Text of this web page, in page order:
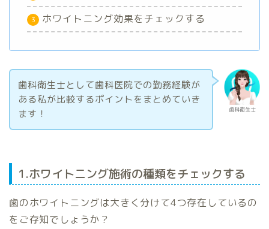
ホワイトニング効果をチェックする
歯科衛生士
歯科衛生士として歯科医院での勤務経験が
ある私が比較するポイントをまとめていき
ます！
1.ホワイトニング施術の種類をチェックする
歯のホワイトニングは大きく分けて4つ存在しているの
をご存知でしょうか？